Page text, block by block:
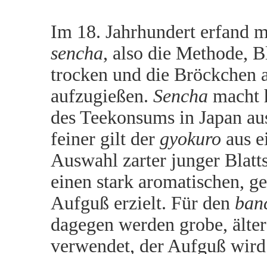
Im 18. Jahrhundert erfand
sencha, also die Methode,
trocken und die Bröckchen
aufzugießen. Sencha macht
des Teekonsums in Japan
feiner gilt der gyokuro aus
Auswahl zarter junger
einen stark aromatischen,
Aufguß erzielt. Für den
dagegen werden grobe,
verwendet, der Aufguß wird